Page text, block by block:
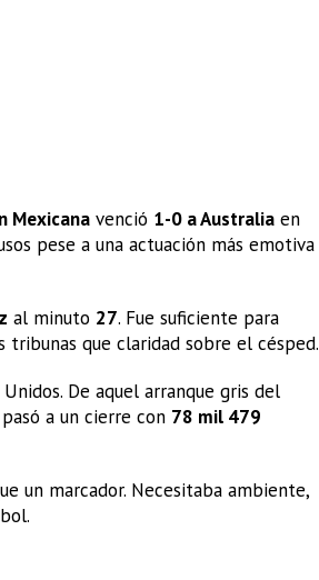
Mexicana venció 1-0 a Australia en
pese a una actuación más emotiva
al minuto 27. Fue suficiente para
que claridad sobre el césped.
De aquel arranque gris del
a un cierre con 78 mil 479
un marcador. Necesitaba ambiente,